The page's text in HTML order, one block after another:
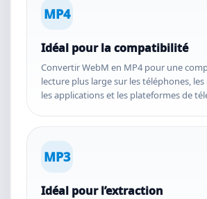
MP4
Idéal pour la compatibilité
Convertir WebM en MP4 pour une
lecture plus large sur les téléphones,
les applications et les plateformes de
MP3
Idéal pour l’extraction